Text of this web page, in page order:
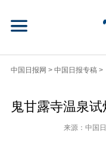
中国日报网 > 中国日报专稿 >
鬼甘露寺温泉
来源：中国